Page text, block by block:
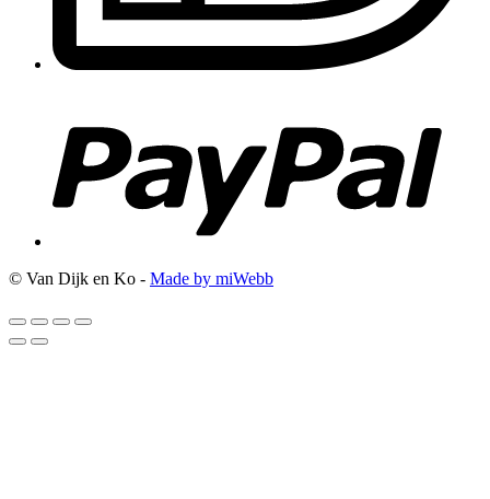
© Van Dijk en Ko - Made by miWebb